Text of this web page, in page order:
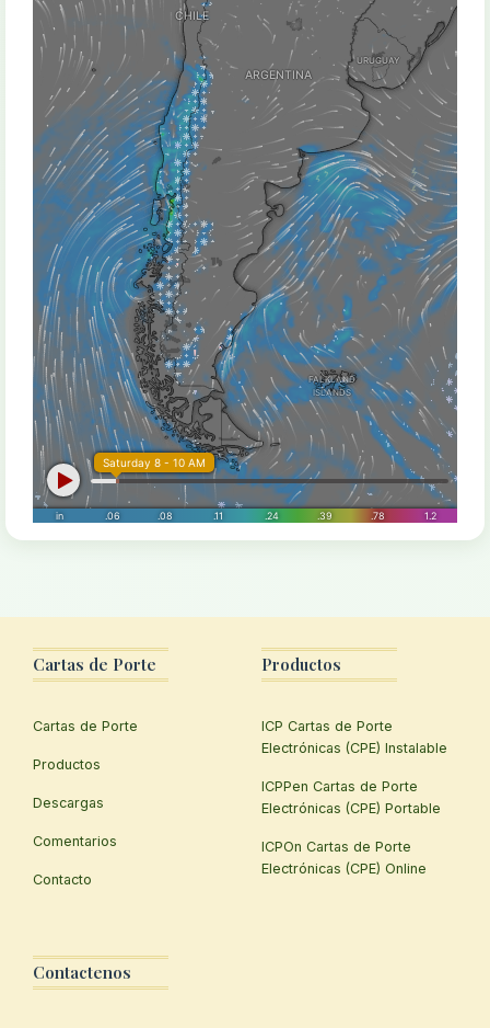
Cartas de Porte
Cartas de Porte
Productos
Descargas
Comentarios
Contacto
Productos
ICP Cartas de Porte
Electrónicas (CPE) Instalable
ICPPen Cartas de Porte
Electrónicas (CPE) Portable
ICPOn Cartas de Porte
Electrónicas (CPE) Online
Contactenos